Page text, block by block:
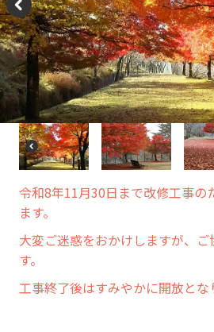
P
re
vi
o
u
sP
r
e
vi
o
u
s
令和8年11月30日まで改修工事の
ます。
大変ご迷惑をおかけしますが、
す。
工事終了後はすみやかに開放とな